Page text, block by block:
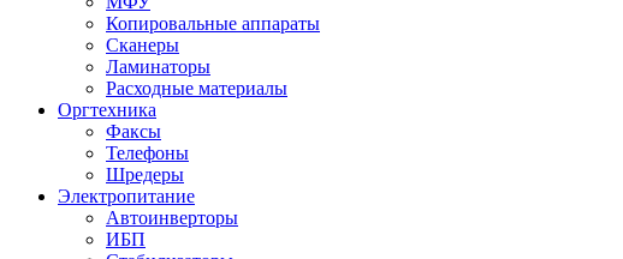
Копировальные аппараты
Сканеры
Ламинаторы
Расходные материалы
Оргтехника
Факсы
Телефоны
Шредеры
Электропитание
Автоинверторы
ИБП